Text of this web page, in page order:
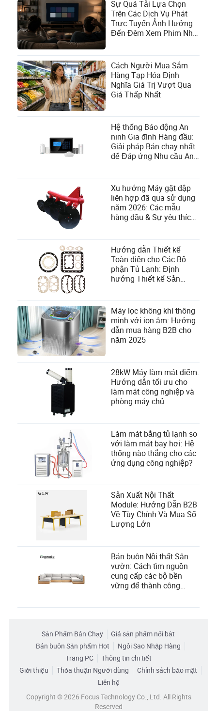
Sự Quá Tải Lựa Chọn
Trên Các Dịch Vụ Phát
Trực Tuyến Ảnh Hưởng
Đến Đêm Xem Phim Như
Cách Người Mua Sắm
Hàng Tạp Hóa Định
Nghĩa Giá Trị Vượt Qua
Giá Thấp Nhất
Hệ thống Báo động An
ninh Gia đình Hàng đầu:
Giải pháp Bán chạy nhất
để Đáp ứng Nhu cầu An
Xu hướng Máy gặt đập
liên hợp đã qua sử dụng
năm 2026: Các mẫu
hàng đầu & Sự yêu thích
Hướng dẫn Thiết kế
Toàn diện cho Các Bộ
phận Tủ Lạnh: Định
hướng Thiết kế Sản
Người dùng trong Ngành
Công nghiệp Máy nén
Máy lọc không khí thông
minh với ion âm: Hướng
dẫn mua hàng B2B cho
năm 2025
28kW Máy làm mát điểm:
Hướng dẫn tối ưu cho
làm mát công nghiệp và
phòng máy chủ
Làm mát bằng tủ lạnh so
với làm mát bay hơi: Hệ
thống nào thắng cho các
ứng dụng công nghiệp?
Sản Xuất Nội Thất
Module: Hướng Dẫn B2B
Về Tùy Chỉnh Và Mua Số
Lượng Lớn
Bán buôn Nội thất Sân
vườn: Cách tìm nguồn
cung cấp các bộ bền
vững để thành công
ngoài trời
Sản Phẩm Bán Chạy
Giá sản phẩm nổi bật
Bán buôn Sản phẩm Hot
Ngôi Sao Nhập Hàng
Trang PC
Thông tin chi tiết
Giới thiệu
Thỏa thuận Người dùng
Chính sách bảo mật
Liên hệ
Copyright © 2026 Focus Technology Co., Ltd. All Rights
Reserved